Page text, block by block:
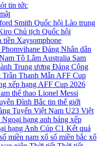
tin tức
Smith Quốc hội Lào trung
Chủ tịch Quốc hội
tiền Xaysomphone
Đảng Nhân dân
Tô Lâm Australia Sam
Trung ương Đảng Cộng
Trần Thanh Mẫn AFF Cup
xếp hạng AFF Cup 2026
thể thao Lionel Messi
Đình Bắc tin thế giới
Tuyển Việt Nam U23 Việt
Ngoại hạng anh bảng xếp
hạng Anh Cúp C1 Kết quả
miền nam xổ số miền bắc xổ